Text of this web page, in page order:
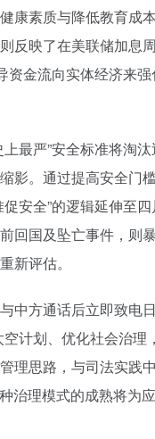
康素质与降低教育成
反映了在美联储加息
资金流向实体经济来
最严”安全标准将淘
影。通过提高安全门
安全”的逻辑延伸至
回国及坠亡事件，则
新评估。
中方通话后立即致电
计划、优化社会治理
理思路，与司法实践
治理模式的成熟将为